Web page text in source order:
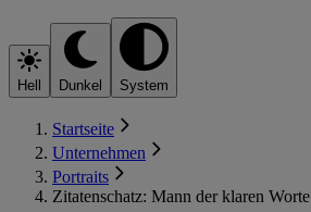
Hell Dunkel System
Startseite
Unternehmen
Portraits
Zitatenschatz: Mann der klaren Worte